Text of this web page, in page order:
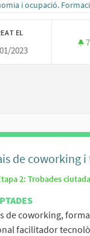
al filtrar per la
i ocupació.
EL
2023
7
de coworking
2: Trobades
de coworking,
facilitador